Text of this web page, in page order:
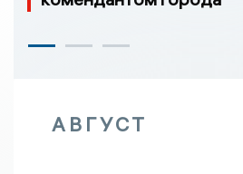
АВГУСТ